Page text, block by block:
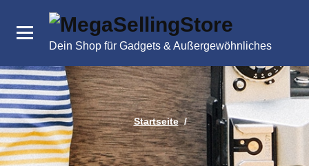
Inhalt
Dein Shop für Gadgets & Außergewöhnliches
Startseite/